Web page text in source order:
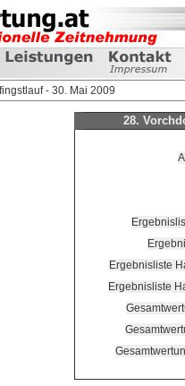
- 30. Mai 2009
28.
Ergebnisliste
Ergebnisliste